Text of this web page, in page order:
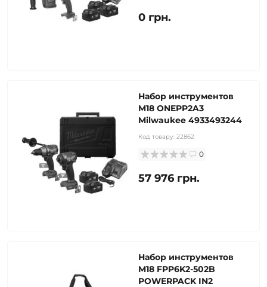
0 грн.
Набор инструментов
M18 ONEPP2A3
Milwaukee 4933493244
Код товару: 22862
0
57 976 грн.
Набор инструментов
M18 FPP6K2-502B
POWERPACK IN2